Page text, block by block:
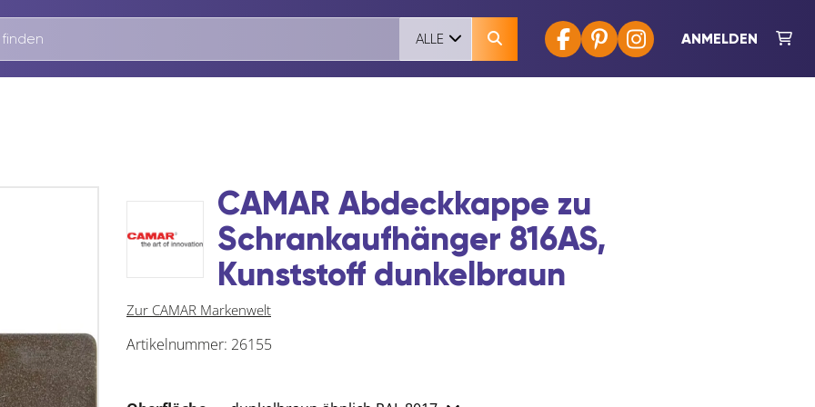
ANMELDEN
ALLE
CAMAR Abdeckkappe zu
Schrankaufhänger 816AS,
Kunststoff dunkelbraun
Zur CAMAR Markenwelt
Artikelnummer: 26155